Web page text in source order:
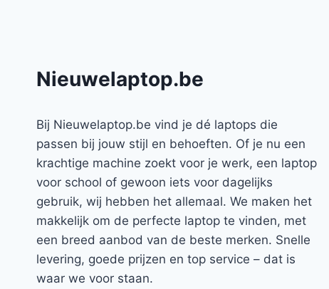
Nieuwelaptop.be
Bij Nieuwelaptop.be vind je dé laptops die
passen bij jouw stijl en behoeften. Of je nu een
krachtige machine zoekt voor je werk, een laptop
voor school of gewoon iets voor dagelijks
gebruik, wij hebben het allemaal. We maken het
makkelijk om de perfecte laptop te vinden, met
een breed aanbod van de beste merken. Snelle
levering, goede prijzen en top service – dat is
waar we voor staan.